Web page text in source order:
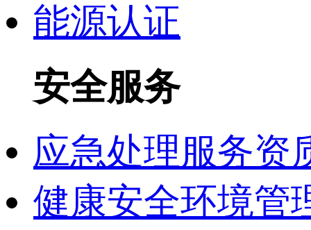
能源认证
安全服务
应急处理服务资
健康安全环境管